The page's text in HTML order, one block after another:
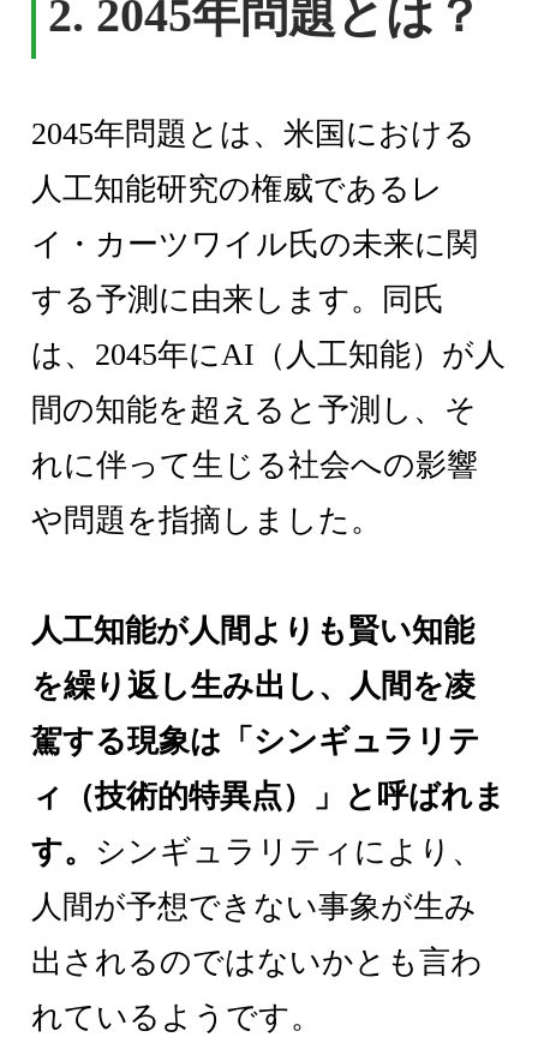
2. 2045年問題とは？
2045年問題とは、米国における
人工知能研究の権威であるレ
イ・カーツワイル氏の未来に関
する予測に由来します。同氏
は、2045年にAI（人工知能）が人
間の知能を超えると予測し、そ
れに伴って生じる社会への影響
や問題を指摘しました。
人工知能が人間よりも賢い知能
を繰り返し生み出し、人間を凌
駕する現象は「シンギュラリテ
ィ（技術的特異点）」と呼ばれま
す。 シンギュラリティにより、
人間が予想できない事象が生み
出されるのではないかとも言わ
れているようです。